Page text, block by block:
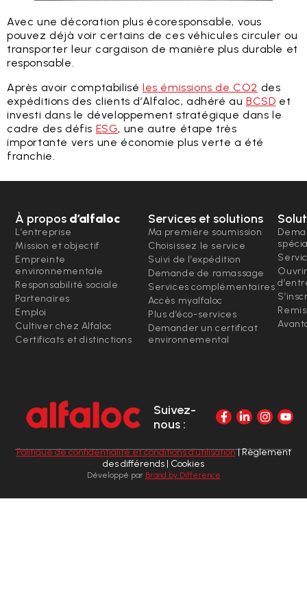
Avec une décoration plus écoresponsable, vous
pouvez déjà voir certains de ces véhicules circuler ou
transporter leur cargaison de manière plus durable et
responsable.
Après avoir comptabiliséles émissions de CO2 des
expéditions des clients d’Alfaloc, adhéré auBCSD et
investi dans le développement stratégique dans le
cadre des défis ESG, une autre étape très
importante vers une économie plus verte a été
franchie.
À propos d’alfaloc
L’entreprise
Mission et objectif
Empreinte
environnementale
Responsabilité sociale
Partenaires
Emploi
Cultiver chez Alfaloc
Certificats et distinctions
Services et solutions
Ma première soumission
Choisissez le service
Suivi de l’expédition
Demande de ramassage
Services complémentaires
Accès myalfaloc
Plus d’éco-services
Demander un certificat
environnemental
Suivez-
nous :
Politique de confidentialité et conditions d’utilisation| Règlement
des différends | Cookies
Développé par Brand by Difference